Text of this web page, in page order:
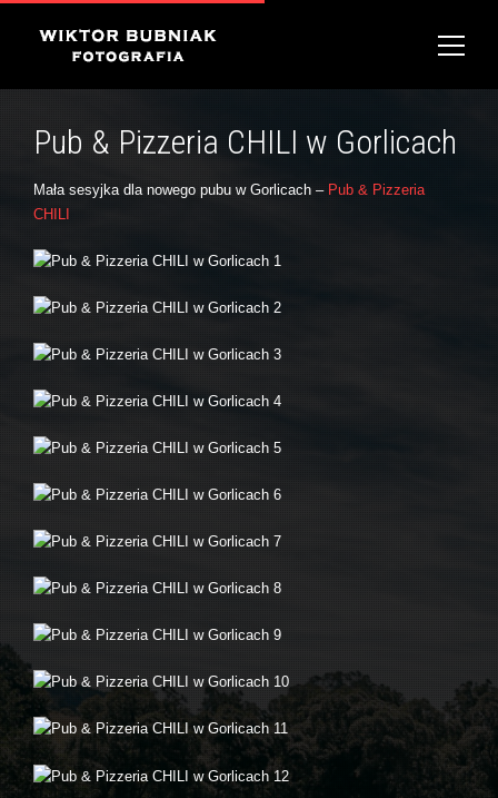
Pub & Pizzeria CHILI w Gorlicach
Mała sesyjka dla nowego pubu w Gorlicach – Pub & Pizzeria
CHILI